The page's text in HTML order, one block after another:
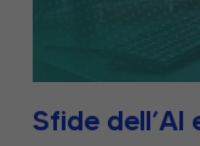
Sfide dell’AI